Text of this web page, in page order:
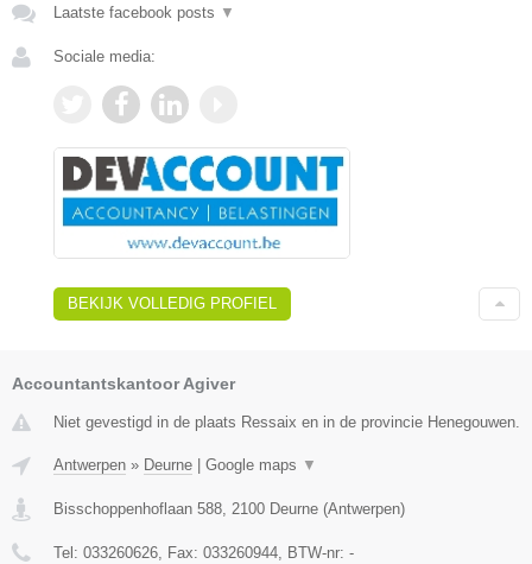
Laatste facebook posts ▼
Sociale media:
BEKIJK VOLLEDIG PROFIEL
Accountantskantoor Agiver
Niet gevestigd in de plaats Ressaix en in de provincie Henegouwen.
Antwerpen » Deurne Google maps ▼
Bisschoppenhoflaan 588, 2100 Deurne (Antwerpen)
Tel: 033260626, Fax: 033260944, BTW-nr: -